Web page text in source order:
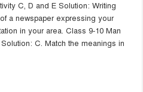
C, D and E Solution: Writing
a newspaper expressing your
in your area. Class 9-10 Man
C. Match the meanings in